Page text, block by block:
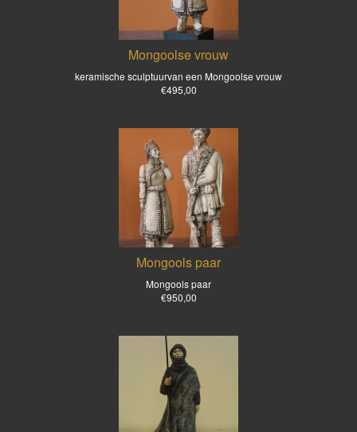
Mongoolse vrouw
keramische sculptuurvan een Mongoolse vrouw
€495,00
Mongools paar
Mongools paar
€950,00